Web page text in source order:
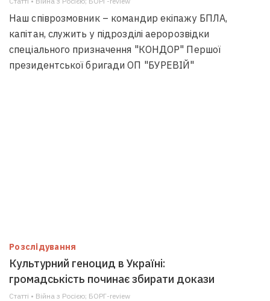
Наш співрозмовник – командир екіпажу БПЛА,
капітан, служить у підрозділі аеророзвідки
спеціального призначення "КОНДОР" Першої
президентської бригади ОП "БУРЕВІЙ"
Розслідування
Культурний геноцид в Україні:
громадськість починає збирати докази
Статті • Війна з Росією; БОРГ-review